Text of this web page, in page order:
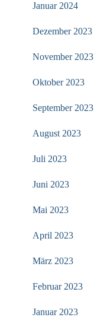
Januar 2024
Dezember 2023
November 2023
Oktober 2023
September 2023
August 2023
Juli 2023
Juni 2023
Mai 2023
April 2023
März 2023
Februar 2023
Januar 2023